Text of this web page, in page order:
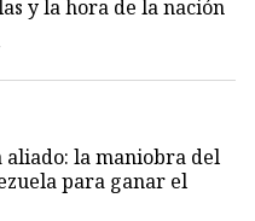
y la hora de la nación
aliado: la maniobra del
para ganar el